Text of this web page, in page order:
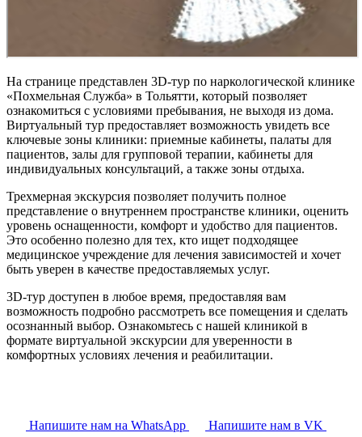
На странице представлен 3D-тур по наркологической клинике
«Похмельная Служба» в Тольятти, который позволяет
ознакомиться с условиями пребывания, не выходя из дома.
Виртуальный тур предоставляет возможность увидеть все
ключевые зоны клиники: приемные кабинеты, палаты для
пациентов, залы для групповой терапии, кабинеты для
индивидуальных консультаций, а также зоны отдыха.
Трехмерная экскурсия позволяет получить полное
представление о внутреннем пространстве клиники, оценить
уровень оснащенности, комфорт и удобство для пациентов.
Это особенно полезно для тех, кто ищет подходящее
медицинское учреждение для лечения зависимостей и хочет
быть уверен в качестве предоставляемых услуг.
3D-тур доступен в любое время, предоставляя вам
возможность подробно рассмотреть все помещения и сделать
осознанный выбор. Ознакомьтесь с нашей клиникой в
формате виртуальной экскурсии для уверенности в
комфортных условиях лечения и реабилитации.
Напишите нам на WhatsApp
Напишите нам в VK